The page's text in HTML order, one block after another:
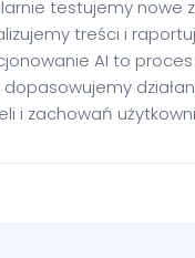
testujemy nowe
treści i
AI to
i zachowań